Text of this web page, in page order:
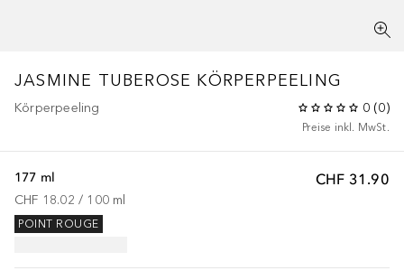
JASMINE TUBEROSE KÖRPERPEELING
Körperpeeling 0 (0)
Preise inkl. MwSt.
CHF 31.90
177 ml
CHF 18.02 / 100 ml
POINT ROUGE